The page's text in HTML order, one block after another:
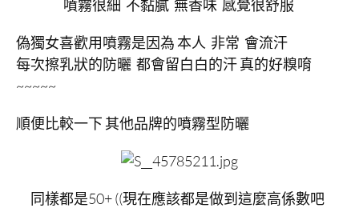
噴霧很細 不黏膩 無香味 感覺很舒服
偽獨女喜歡用噴霧是因為 本人 非常 會流汗
每次擦乳狀的防曬 都會留白白的汗 真的好糗唷
~~~~~
順便比較一下 其他品牌的噴霧型防曬
同樣都是50+ ((現在應該都是做到這麼高係數吧